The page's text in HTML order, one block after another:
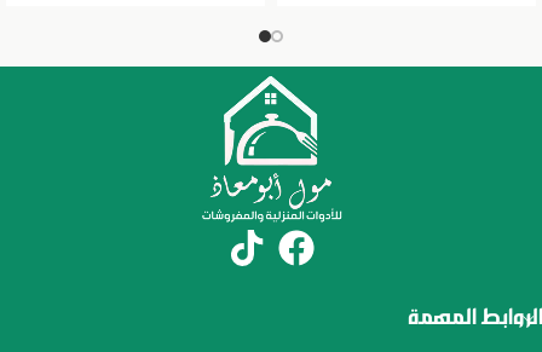
الروابط المهمة